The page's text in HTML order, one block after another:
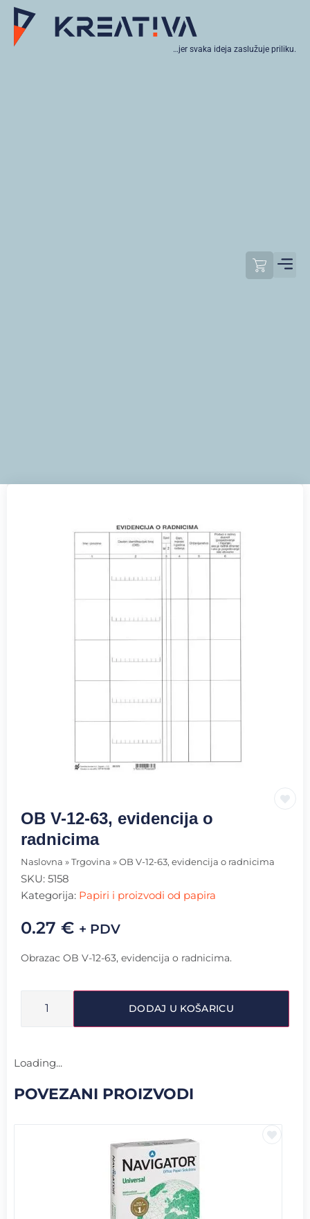
…jer svaka ideja zaslužuje priliku.
OB V-12-63, evidencija o
radnicima
Naslovna » Trgovina » OB V-12-63, evidencija o radnicima
SKU: 5158
Kategorija: Papiri i proizvodi od papira
0.27 € + PDV
Obrazac OB V-12-63, evidencija o radnicima.
DODAJ U KOŠARICU
Loading...
POVEZANI PROIZVODI